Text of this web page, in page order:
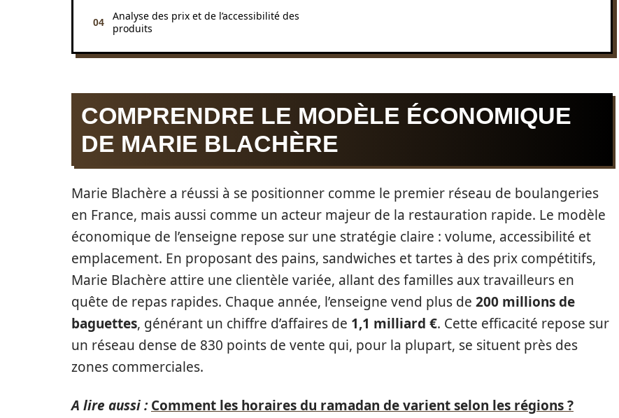
Analyse des prix et de l’accessibilité des
produits
COMPRENDRE LE MODÈLE ÉCONOMIQUE
DE MARIE BLACHÈRE
Marie Blachère a réussi à se positionner comme le premier réseau de boulangeries
en France, mais aussi comme un acteur majeur de la restauration rapide. Le modèle
économique de l’enseigne repose sur une stratégie claire : volume, accessibilité et
emplacement. En proposant des pains, sandwiches et tartes à des prix compétitifs,
Marie Blachère attire une clientèle variée, allant des familles aux travailleurs en
quête de repas rapides. Chaque année, l’enseigne vend plus de 200 millions de
baguettes, générant un chiffre d’affaires de 1,1 milliard €. Cette efficacité repose sur
un réseau dense de 830 points de vente qui, pour la plupart, se situent près des
zones commerciales.
A lire aussi : Comment les horaires du ramadan de varient selon les régions ?